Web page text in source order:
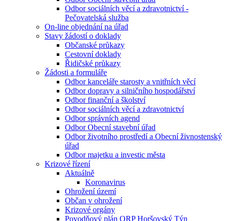
Odbor sociálních věcí a zdravotnictví -
Pečovatelská služba
On-line objednání na úřad
Stavy žádostí o doklady
Občanské průkazy
Cestovní doklady
Řidičské průkazy
Žádosti a formuláře
Odbor kanceláře starosty a vnitřních věcí
Odbor dopravy a silničního hospodářství
Odbor finanční a školství
Odbor sociálních věcí a zdravotnictví
Odbor správních agend
Odbor Obecní stavební úřad
Odbor životního prostředí a Obecní živnostenský
úřad
Odbor majetku a investic města
Krizové řízení
Aktuálně
Koronavirus
Ohrožení území
Občan v ohrožení
Krizové orgány
Povodňový plán ORP Horšovský Týn